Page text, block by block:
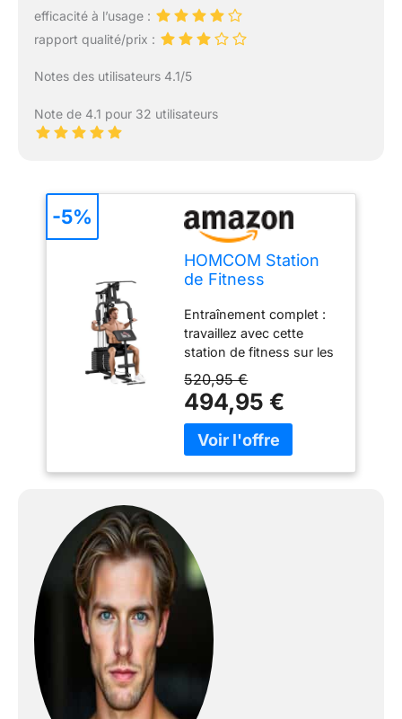
efficacité à l’usage :
rapport qualité/prix :
Notes des utilisateurs 4.1/5
Note de 4.1 pour 32 utilisateurs
HOMCOM Station
de Fitness
Power Tower avec
poids jusqu'à 45kg
et banc rembourré
pour la maison et
l'entraînement
professionnel,
135x103x210cm
Entraînement complet :
travaillez avec cette
station de fitness sur les
bras, les jambes et les
abdominaux. Notre
station de fitness vous
permet d'effectuer
différents exercices
le bras incurvé et la tige
de traction vers le bas
Siège rembourré : la
station de fitness
multifonction a un banc
avec un rembourrage
doux qui vous offre un
siège confortable pour
vos exercices.
Entraînement des bras :
520,95 €
494,95 €
-5%